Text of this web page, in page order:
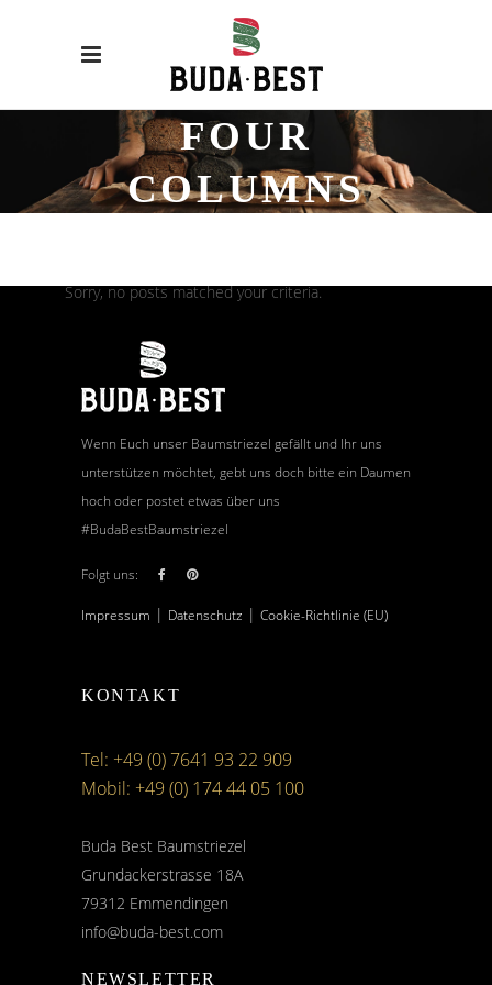
FOUR
COLUMNS
Sorry, no posts matched your criteria.
Wenn Euch unser Baumstriezel gefällt und Ihr uns
unterstützen möchtet, gebt uns doch bitte ein Daumen
hoch oder postet etwas über uns
#BudaBestBaumstriezel
Folgt uns:
Impressum | Datenschutz | Cookie-Richtlinie (EU)
KONTAKT
Tel: +49 (0) 7641 93 22 909
Mobil: +49 (0) 174 44 05 100
Buda Best Baumstriezel
Grundackerstrasse 18A
79312 Emmendingen
info@buda-best.com
NEWSLETTER